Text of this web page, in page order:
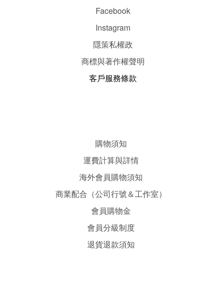
Facebook
Instagram
隱策私權政
商標與著作權聲明
客戶服務條款
購物須知
運費計算與詳情
海外會員購物須知
商業配合（公司行號＆工作室）
會員購物金
會員分級制度
退貨退款須知